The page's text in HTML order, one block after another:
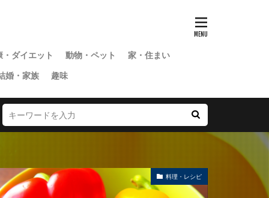
・ダイエット 動物・ペット
家・住まい
婚・家族 趣味
料理・レシピ